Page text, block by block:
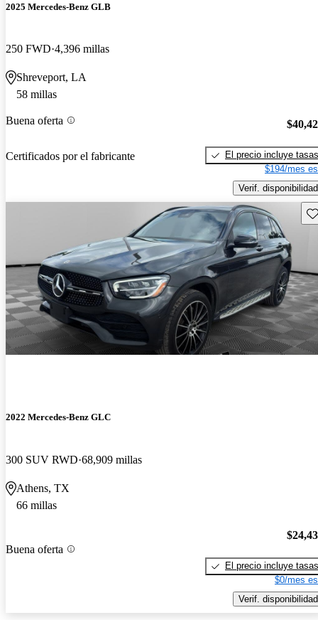
2025 Mercedes-Benz GLB
250 FWD 4,396 millas
Shreveport, LA
58 millas
Buena oferta
Certificados por el fabricante
El precio incluye tasas
$194/mes
Verif. disponibilidad
2022 Mercedes-Benz GLC
300 SUV RWD 68,909 millas
Athens, TX
66 millas
Buena oferta
El precio incluye tasas
$0/mes
Verif. disponibilidad